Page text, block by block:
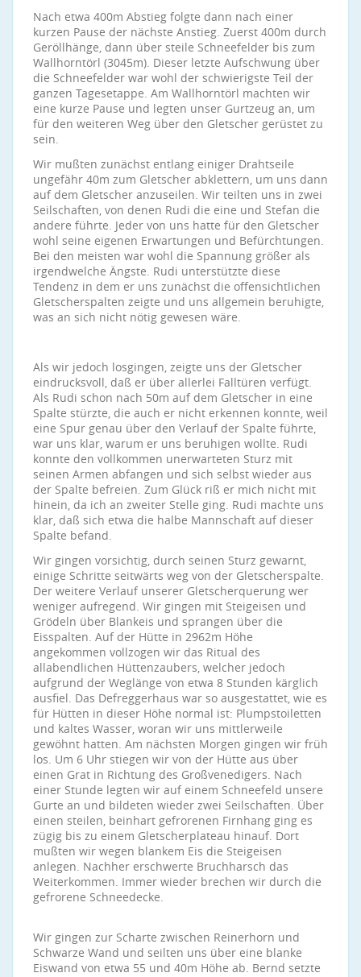
Nach etwa 400m Abstieg folgte dann nach einer
kurzen Pause der nächste Anstieg. Zuerst 400m durch
Geröllhänge, dann über steile Schneefelder bis zum
Wallhorntörl (3045m). Dieser letzte Aufschwung über
die Schneefelder war wohl der schwierigste Teil der
ganzen Tagesetappe. Am Wallhorntörl machten wir
eine kurze Pause und legten unser Gurtzeug an, um
für den weiteren Weg über den Gletscher gerüstet zu
sein.
Wir mußten zunächst entlang einiger Drahtseile
ungefähr 40m zum Gletscher abklettern, um uns dann
auf dem Gletscher anzuseilen. Wir teilten uns in zwei
Seilschaften, von denen Rudi die eine und Stefan die
andere führte. Jeder von uns hatte für den Gletscher
wohl seine eigenen Erwartungen und Befürchtungen.
Bei den meisten war wohl die Spannung größer als
irgendwelche Ängste. Rudi unterstützte diese
Tendenz in dem er uns zunächst die offensichtlichen
Gletscherspalten zeigte und uns allgemein beruhigte,
was an sich nicht nötig gewesen wäre.
Als wir jedoch losgingen, zeigte uns der Gletscher
eindrucksvoll, daß er über allerlei Falltüren verfügt.
Als Rudi schon nach 50m auf dem Gletscher in eine
Spalte stürzte, die auch er nicht erkennen konnte, weil
eine Spur genau über den Verlauf der Spalte führte,
war uns klar, warum er uns beruhigen wollte. Rudi
konnte den vollkommen unerwarteten Sturz mit
seinen Armen abfangen und sich selbst wieder aus
der Spalte befreien. Zum Glück riß er mich nicht mit
hinein, da ich an zweiter Stelle ging. Rudi machte uns
klar, daß sich etwa die halbe Mannschaft auf dieser
Spalte befand.
Wir gingen vorsichtig, durch seinen Sturz gewarnt,
einige Schritte seitwärts weg von der Gletscherspalte.
Der weitere Verlauf unserer Gletscherquerung wer
weniger aufregend. Wir gingen mit Steigeisen und
Grödeln über Blankeis und sprangen über die
Eisspalten. Auf der Hütte in 2962m Höhe
angekommen vollzogen wir das Ritual des
allabendlichen Hüttenzaubers, welcher jedoch
aufgrund der Weglänge von etwa 8 Stunden kärglich
ausfiel. Das Defreggerhaus war so ausgestattet, wie es
für Hütten in dieser Höhe normal ist: Plumpstoiletten
und kaltes Wasser, woran wir uns mittlerweile
gewöhnt hatten. Am nächsten Morgen gingen wir früh
los. Um 6 Uhr stiegen wir von der Hütte aus über
einen Grat in Richtung des Großvenedigers. Nach
einer Stunde legten wir auf einem Schneefeld unsere
Gurte an und bildeten wieder zwei Seilschaften. Über
einen steilen, beinhart gefrorenen Firnhang ging es
zügig bis zu einem Gletscherplateau hinauf. Dort
mußten wir wegen blankem Eis die Steigeisen
anlegen. Nachher erschwerte Bruchharsch das
Weiterkommen. Immer wieder brechen wir durch die
gefrorene Schneedecke.
Wir gingen zur Scharte zwischen Reinerhorn und
Schwarze Wand und seilten uns über eine blanke
Eiswand von etwa 55 und 40m Höhe ab. Bernd setzte